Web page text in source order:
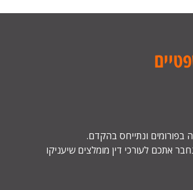
בפורומים ונתייחס בהקדם.
אתכם לעורכי דין מומלצים שיעניקו